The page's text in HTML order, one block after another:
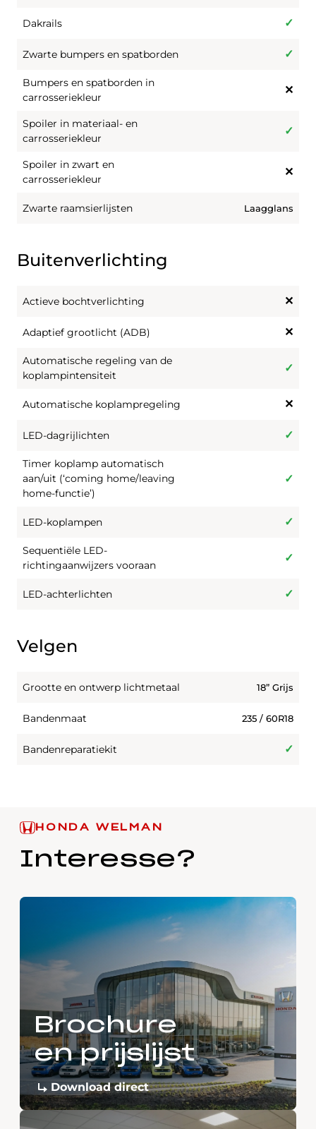
Dakrails
Zwarte bumpers en spatborden
Bumpers en spatborden in
carrosseriekleur
Spoiler in materiaal- en
carrosseriekleur
Spoiler in zwart en
carrosseriekleur
Zwarte raamsierlijsten Laagglans
Buitenverlichting
Actieve bochtverlichting
Adaptief grootlicht (ADB)
Automatische regeling van de
koplampintensiteit
Automatische koplampregeling
LED-dagrijlichten
Timer koplamp automatisch
aan/uit (‘coming home/leaving
home-functie’)
LED-koplampen
Sequentiële LED-
richtingaanwijzers vooraan
LED-achterlichten
Velgen
Grootte en ontwerp lichtmetaal 18” Grijs
Bandenmaat 235 / 60R18
Bandenreparatiekit
HONDA WELMAN
Interesse?
Brochure
en prijslijst
Download direct